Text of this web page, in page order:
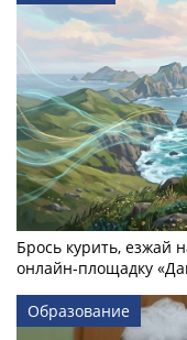
Брось курить, езжай
онлайн-­площадку
Образование